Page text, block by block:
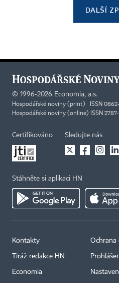
DALŠÍ
© 1996-2026 Economia, a.s.
Hospodářské noviny (print) ISSN
Hospodářské noviny (online) ISSN
Certifikováno Sledujte nás
Stáhněte si aplikaci HN
Kontakty
Tiráž redakce HN
Economia
Ochrana